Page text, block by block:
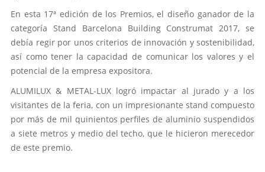
En esta 17ª edición de los Premios, el diseño ganador de la
categoría Stand Barcelona Building Construmat 2017, se
debía regir por unos criterios de innovación y sostenibilidad,
así como tener la capacidad de comunicar los valores y el
potencial de la empresa expositora.
ALUMILUX & METAL-LUX logró impactar al jurado y a los
visitantes de la feria, con un impresionante stand compuesto
por más de mil quinientos perfiles de aluminio suspendidos
a siete metros y medio del techo, que le hicieron merecedor
de este premio.